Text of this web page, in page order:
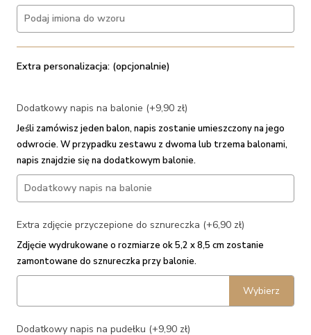
Extra personalizacja: (opcjonalnie)
Dodatkowy napis na balonie (+9,90 zł)
Jeśli zamówisz jeden balon, napis zostanie umieszczony na jego
odwrocie. W przypadku zestawu z dwoma lub trzema balonami,
napis znajdzie się na dodatkowym balonie.
Extra zdjęcie przyczepione do sznureczka (+6,90 zł)
Zdjęcie wydrukowane o rozmiarze ok 5,2 x 8,5 cm zostanie
zamontowane do sznureczka przy balonie.
Wybierz
Dodatkowy napis na pudełku (+9,90 zł)